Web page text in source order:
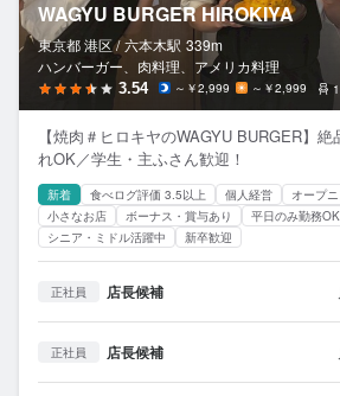
WAGYU BURGER HIROKIYA
東京都 港区 / 六本木駅 339m
ハンバーガー、肉料理、アメリカ料理
3.54 ～￥2,999 ～￥2,999
【焼肉＃ヒロキヤのWAGYU BURGER】
れOK／学生・主ふさん歓迎！
新着 食べログ評価 3.5以上 個人経営
オープ
小さなお店
ボーナス・賞与あり 平日のみ勤務OK
シニア・ミドル活躍中
新卒歓迎
正社員 店長候補
正社員 店長候補